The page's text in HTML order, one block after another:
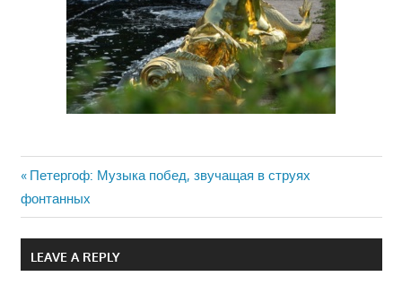
Навигация
по
записям
Previous
Post:
Петергоф: Музыка побед, звучащая в струях
фонтанных
LEAVE A REPLY